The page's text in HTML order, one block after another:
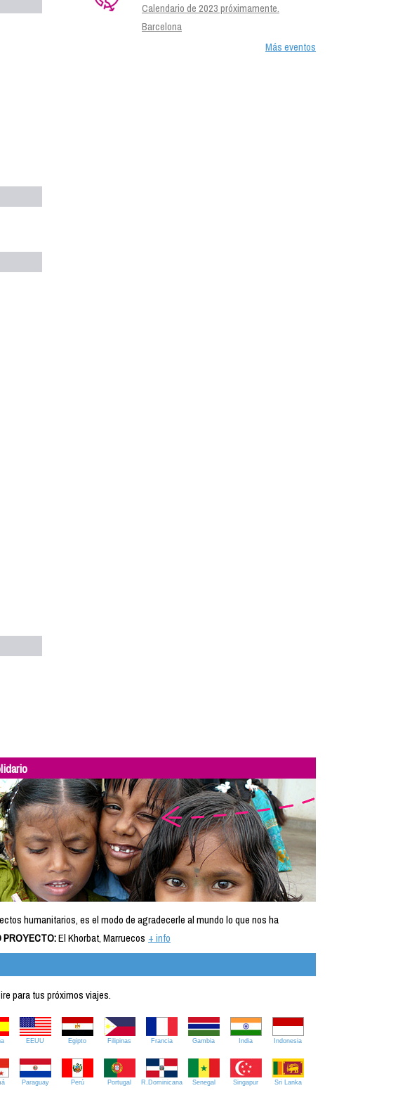
Calendario de 2023 próximamente.
Barcelona
Más eventos
humanitarios, es el modo de agradecerle al mundo lo que nos ha
PROYECTO:El Khorbat, Marruecos + info
para tus próximos viajes.
EEUU Egipto Filipinas Francia Gambia India Indonesia
Paraguay Perú Portugal R.Dominicana Senegal Singapur Sri Lanka